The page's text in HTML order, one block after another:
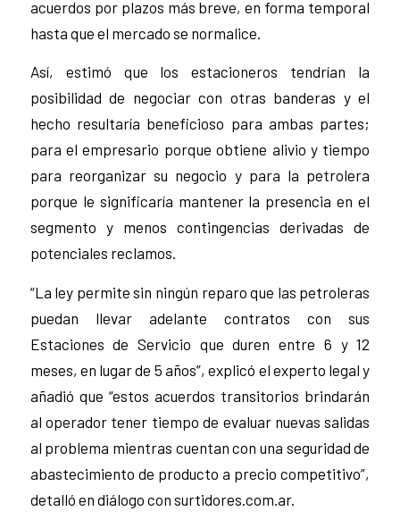
acuerdos por plazos más breve, en forma temporal
hasta que el mercado se normalice.
Así, estimó que los estacioneros tendrían la
posibilidad de negociar con otras banderas y el
hecho resultaría beneficioso para ambas partes;
para el empresario porque obtiene alivio y tiempo
para reorganizar su negocio y para la petrolera
porque le significaría mantener la presencia en el
segmento y menos contingencias derivadas de
potenciales reclamos.
“La ley permite sin ningún reparo que las petroleras
puedan llevar adelante contratos con sus
Estaciones de Servicio que duren entre 6 y 12
meses, en lugar de 5 años”, explicó el experto legal y
añadió que “estos acuerdos transitorios brindarán
al operador tener tiempo de evaluar nuevas salidas
al problema mientras cuentan con una seguridad de
abastecimiento de producto a precio competitivo”,
detalló en diálogo con surtidores.com.ar.